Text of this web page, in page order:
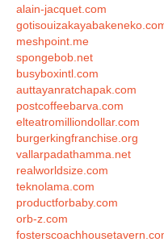
alain-jacquet.com
meshpoint.me
spongebob.net
busyboxintl.com
auttayanratchapak.com
postcoffeebarva.com
elteatromilliondollar.com
burgerkingfranchise.org
vallarpadathamma.net
realworldsize.com
teknolama.com
productforbaby.com
orb-z.com